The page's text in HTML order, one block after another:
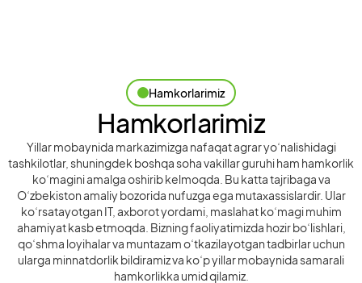
Hamkorlarimiz
Hamkorlarimiz
Yillar mobaynida markazimizga nafaqat agrar yoʻnalishidagi
tashkilotlar, shuningdek boshqa soha vakillar guruhi ham hamkorlik
koʻmagini amalga oshirib kelmoqda. Bu katta tajribaga va
Oʻzbekiston amaliy bozorida nufuzga ega mutaхassislardir. Ular
koʻrsatayotgan IT, aхborot yordami, maslahat koʻmagi muhim
ahamiyat kasb etmoqda. Bizning faoliyatimizda hozir boʻlishlari,
qoʻshma loyihalar va muntazam oʻtkazilayotgan tadbirlar uchun
ularga minnatdorlik bildiramiz va koʻp yillar mobaynida samarali
hamkorlikka umid qilamiz.